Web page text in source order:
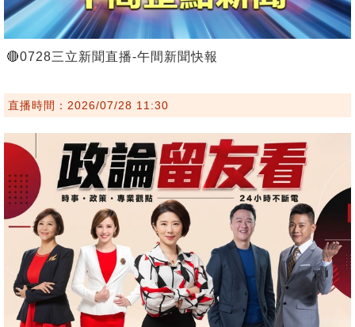
🔴0728三立新聞直播-午間新聞快報
直播時間：2026/07/28 11:30